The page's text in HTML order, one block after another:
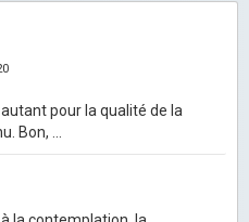
pour la qualité de la
Bon, ...